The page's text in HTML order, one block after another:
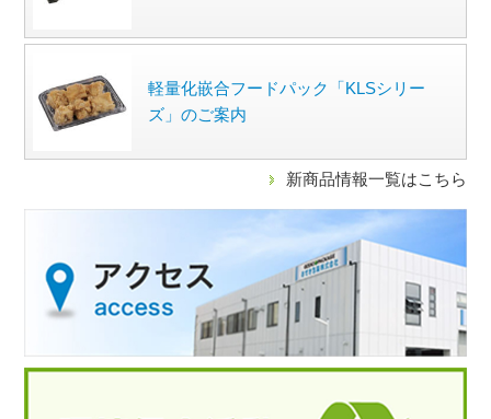
軽量化嵌合フードパック「KLSシリー
ズ」のご案内
新商品情報一覧はこちら